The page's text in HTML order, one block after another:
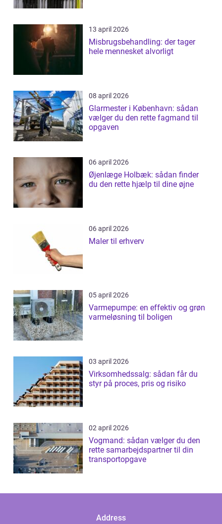
13 april 2026
Misbrugsbehandling: der tager
hele mennesket alvorligt
08 april 2026
Glarmester i København: sådan
vælger du den rette fagmand til
opgaven
06 april 2026
Øjenlæge Holbæk: sådan finder
du den rette hjælp til dine øjne
06 april 2026
Maler til erhverv
05 april 2026
Varmepumpe: en effektiv og grøn
varmeløsning til boligen
03 april 2026
Virksomhedssalg: sådan får du
styr på proces, pris og risiko
02 april 2026
Vogmand: sådan vælger du den
rette samarbejdspartner til din
transportopgave
Address